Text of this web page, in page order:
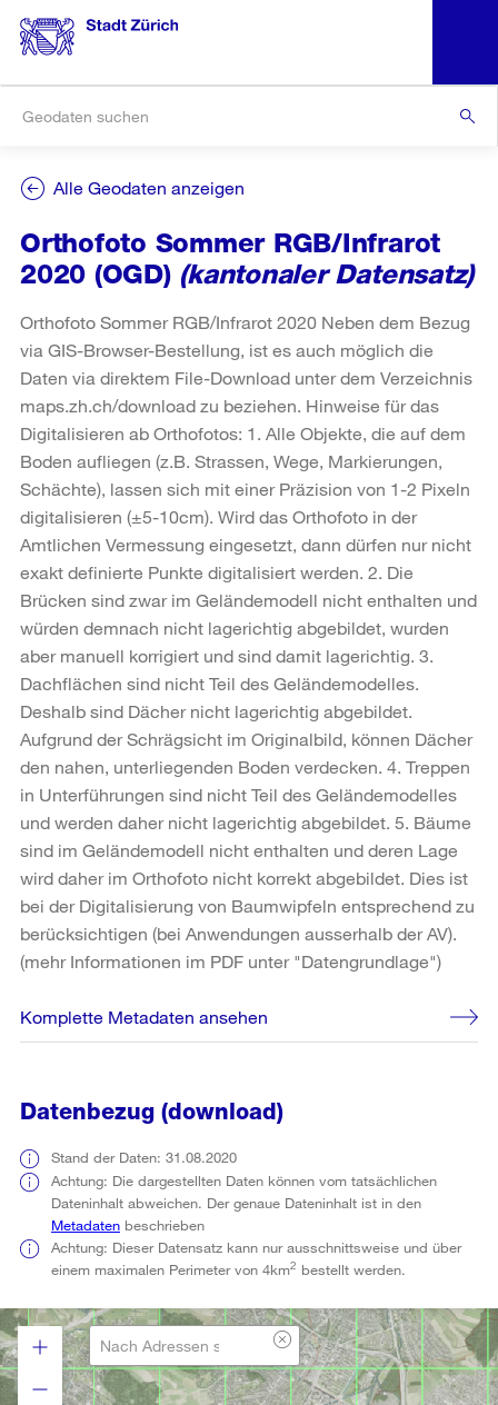
Alle Geodaten anzeigen
Orthofoto Sommer RGB/Infrarot
2020 (OGD) (kantonaler Datensatz)
Orthofoto Sommer RGB/Infrarot 2020 Neben dem Bezug
via GIS-Browser-Bestellung, ist es auch möglich die
Daten via direktem File-Download unter dem Verzeichnis
maps.zh.ch/download zu beziehen. Hinweise für das
Digitalisieren ab Orthofotos: 1. Alle Objekte, die auf dem
Boden aufliegen (z.B. Strassen, Wege, Markierungen,
Schächte), lassen sich mit einer Präzision von 1-2 Pixeln
digitalisieren (±5-10cm). Wird das Orthofoto in der
Amtlichen Vermessung eingesetzt, dann dürfen nur nicht
exakt definierte Punkte digitalisiert werden. 2. Die
Brücken sind zwar im Geländemodell nicht enthalten und
würden demnach nicht lagerichtig abgebildet, wurden
aber manuell korrigiert und sind damit lagerichtig. 3.
Dachflächen sind nicht Teil des Geländemodelles.
Deshalb sind Dächer nicht lagerichtig abgebildet.
Aufgrund der Schrägsicht im Originalbild, können Dächer
den nahen, unterliegenden Boden verdecken. 4. Treppen
in Unterführungen sind nicht Teil des Geländemodelles
und werden daher nicht lagerichtig abgebildet. 5. Bäume
sind im Geländemodell nicht enthalten und deren Lage
wird daher im Orthofoto nicht korrekt abgebildet. Dies ist
bei der Digitalisierung von Baumwipfeln entsprechend zu
berücksichtigen (bei Anwendungen ausserhalb der AV).
(mehr Informationen im PDF unter "Datengrundlage")
Komplette Metadaten ansehen
Datenbezug (download)
Stand der Daten: 31.08.2020
Achtung: Die dargestellten Daten können vom tatsächlichen
Dateninhalt abweichen. Der genaue Dateninhalt ist in den
Metadaten beschrieben
Achtung: Dieser Datensatz kann nur ausschnittsweise und über
einem maximalen Perimeter von 4km2 bestellt werden.